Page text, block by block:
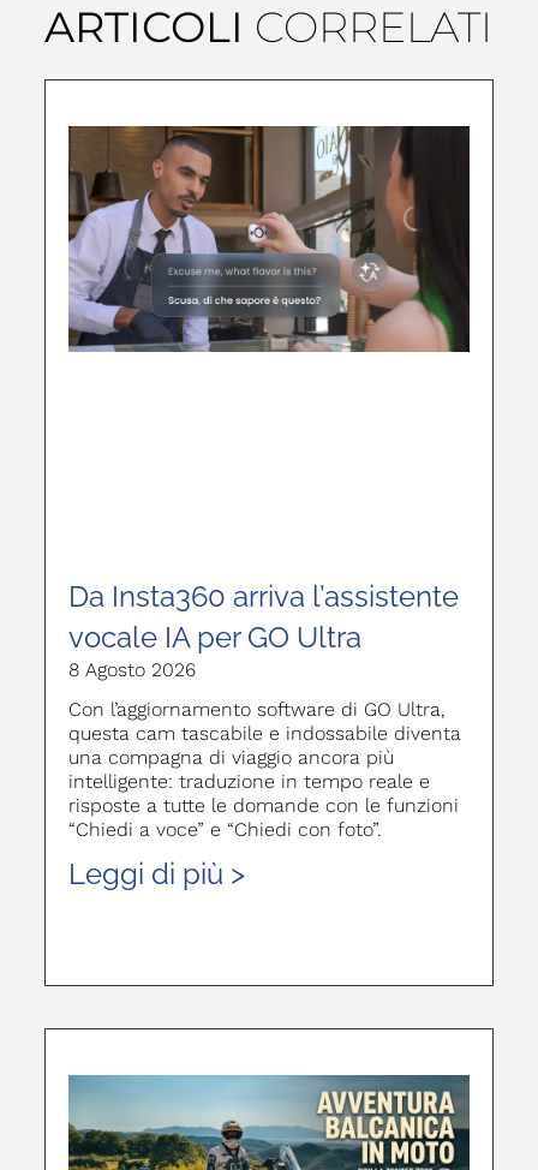
ARTICOLI CORRELATI
Da Insta360 arriva l’assistente
vocale IA per GO Ultra
8 Agosto 2026
Con l’aggiornamento software di GO Ultra,
questa cam tascabile e indossabile diventa
una compagna di viaggio ancora più
intelligente: traduzione in tempo reale e
risposte a tutte le domande con le funzioni
“Chiedi a voce” e “Chiedi con foto”.
Leggi di più >